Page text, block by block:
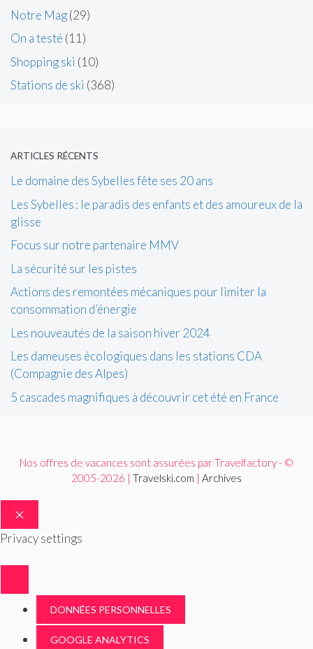
Notre Mag(29)
On a testé (11)
Shopping ski (10)
Stations de ski (368)
ARTICLES RÉCENTS
Le domaine des Sybelles fête ses 20 ans
Les Sybelles : le paradis des enfants et des amoureux de la
glisse
Focus sur notre partenaire MMV
La sécurité sur les pistes
Actions des remontées mécaniques pour limiter la
consommation d’énergie
Les nouveautés de la saison hiver 2024
Les dameuses écologiques dans les stations CDA
(Compagnie des Alpes)
5 cascades magnifiques à découvrir cet été en France
Nos offres de vacances sont assurées par Travelfactory - ©
2005-2026 | Travelski.com | Archives
FERMER
Privacy settings
DONNÉES PERSONNELLES
GOOGLE ANALYTICS